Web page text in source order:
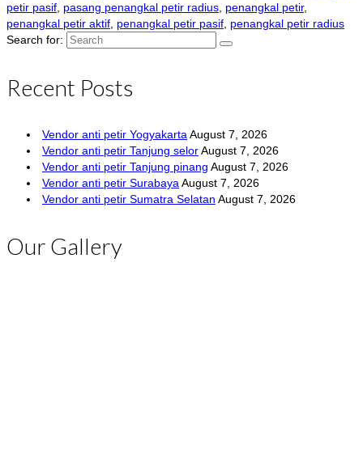
petir pasif pasang penangkal petir radius penangkal petir,
penangkal petir aktif penangkal petir pasif penangkal petir radius
Search for:
Recent Posts
Vendor anti petir Yogyakarta August 7, 2026
Vendor anti petir Tanjung selorAugust 7, 2026
Vendor anti petir Tanjung pinang August 7, 2026
Vendor anti petir Surabaya August 7, 2026
Vendor anti petir Sumatra Selatan August 7, 2026
Our Gallery